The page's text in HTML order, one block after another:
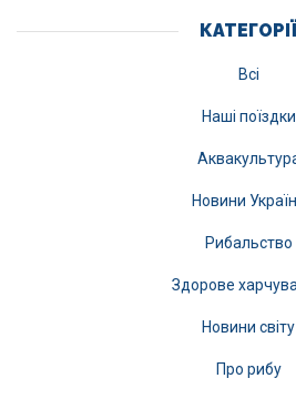
КАТЕГОРІЇ
Всі
Наші поїздки
Новини
Рибальство
Здорове
Новини світу
Про рибу